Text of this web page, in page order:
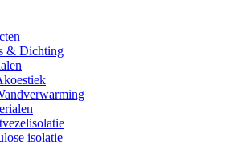
& Dichting
isolatie